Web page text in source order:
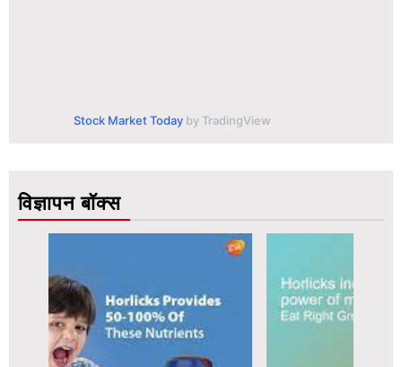
Stock Market Today by TradingView
विज्ञापन बॉक्स